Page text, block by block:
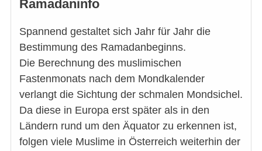
Ramadaninfo
Spannend gestaltet sich Jahr für Jahr die
Bestimmung des Ramadanbeginns.
Die Berechnung des muslimischen
Fastenmonats nach dem Mondkalender
verlangt die Sichtung der schmalen Mondsichel.
Da diese in Europa erst später als in den
Ländern rund um den Äquator zu erkennen ist,
folgen viele Muslime in Österreich weiterhin der